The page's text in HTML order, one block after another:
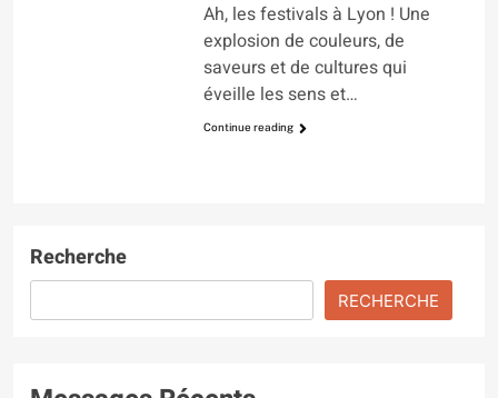
Ah, les festivals à Lyon ! Une
explosion de couleurs, de
saveurs et de cultures qui
éveille les sens et…
Continue reading
Recherche
RECHERCHE